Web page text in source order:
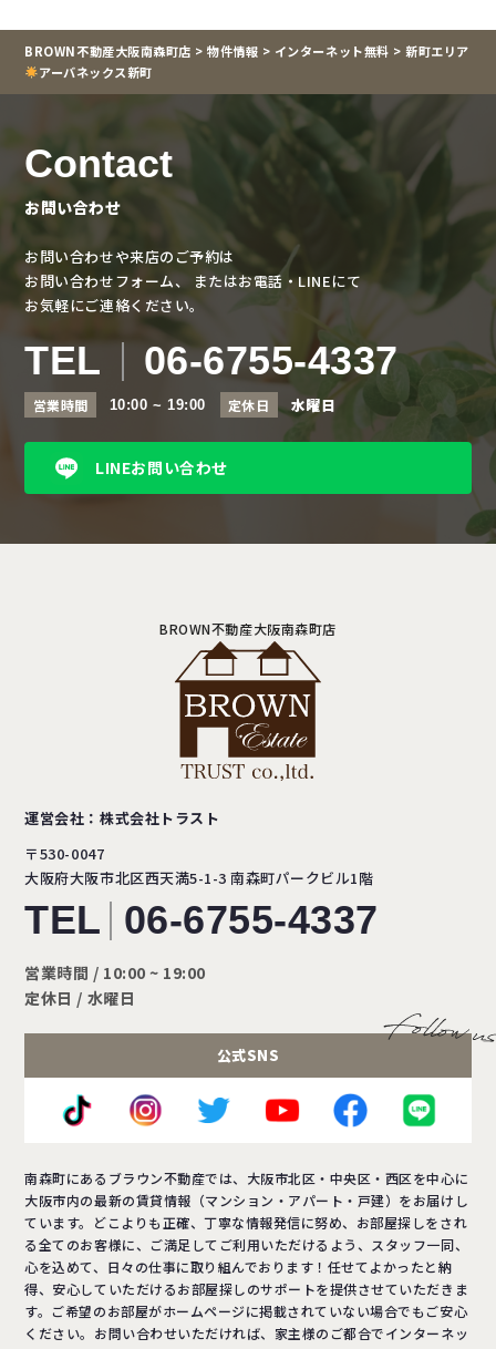
BROWN不動産大阪南森町店 >物件情報 > インターネット無料 >新町エリア
アーバネックス新町
Contact
お問い合わせ
お問い合わせや来店のご予約は
お問い合わせフォーム、
またはお電話・LINEにて
お気軽にご連絡ください。
TEL 06-6755-4337
営業時間 10:00 ~ 19:00 定休日 水曜日
LINEお問い合わせ
BROWN不動産大阪南森町店
運営会社：株式会社トラスト
〒530-0047
大阪府大阪市北区西天満5-1-3南森町パークビル1階
TEL 06-6755-4337
営業時間 / 10:00 ~ 19:00
定休日 / 水曜日
公式SNS
南森町にあるブラウン不動産では、大阪市北区・中央区・西区を中心に
大阪市内の最新の賃貸情報（マンション・アパート・戸建）をお届けし
ています。どこよりも正確、丁寧な情報発信に努め、お部屋探しをされ
る全てのお客様に、ご満足してご利用いただけるよう、スタッフ一同、
心を込めて、日々の仕事に取り組んでおります！任せてよかったと納
得、安心していただけるお部屋探しのサポートを提供させていただきま
す。ご希望のお部屋がホームページに掲載されていない場合でもご安心
ください。お問い合わせいただければ、家主様のご都合でインターネッ